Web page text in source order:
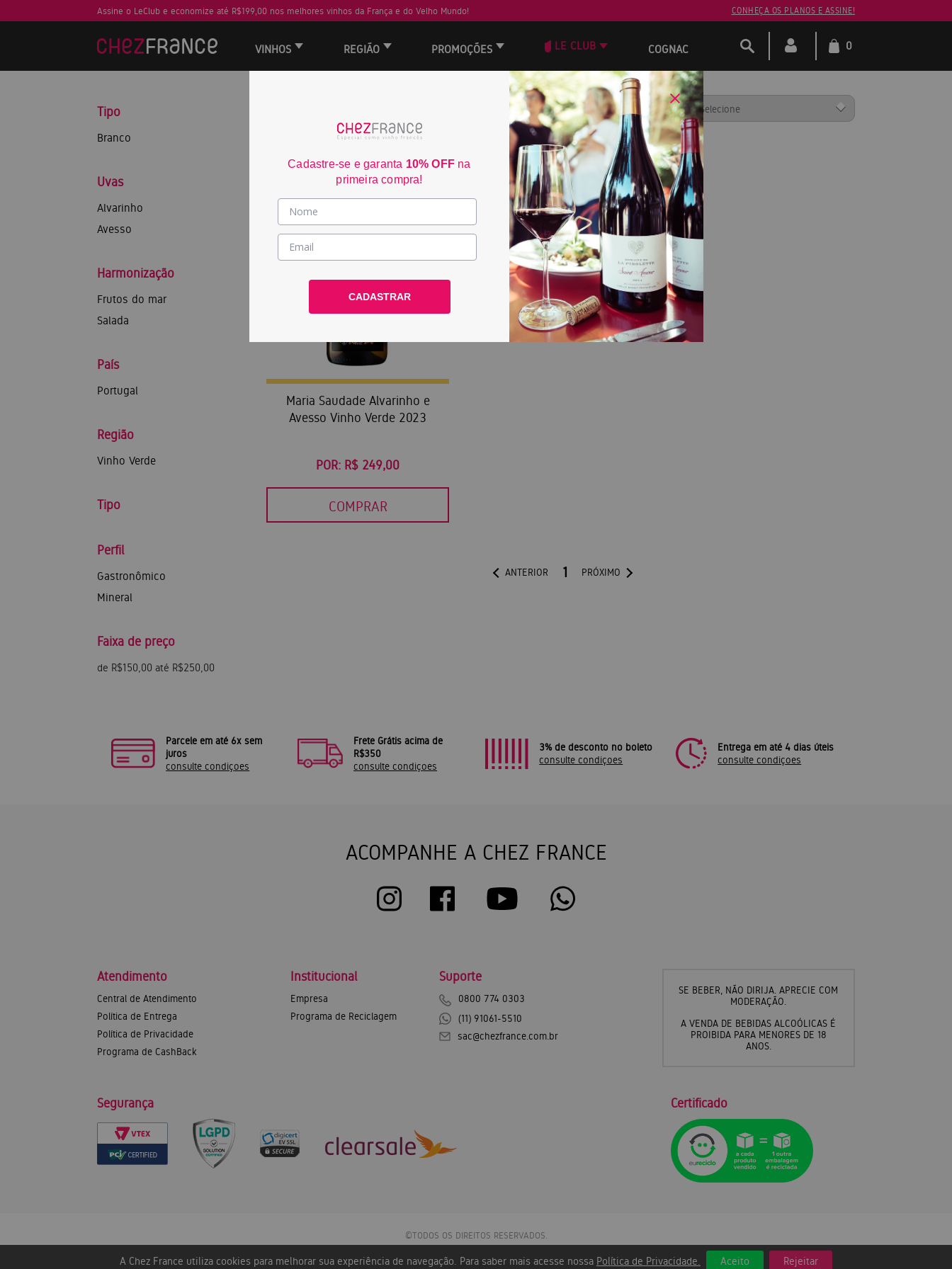
A Chez France utiliza cookies para melhorar sua experiência de navegação. Para saber mais acesse nossa Política de Privacidade. Aceito Rejeitar
Assine o LeClub e economize até R$199,00 nos melhores vinhos da França e do Velho Mundo! CONHEÇA OS PLANOS E ASSINE!
VINHOS REGIÃO PROMOÇÕES LE CLUB COGNAC 0
Tipo
Branco
Uvas
Alvarinho
Avesso
Harmonização
Frutos do mar
Salada
País
Portugal
Região
Vinho Verde
Tipo
Perfil
Gastronômico
Mineral
Faixa de preço
de R$150,00 até R$250,00
ORDENAR POR:
Maria Saudade Alvarinho e
Avesso Vinho Verde 2023
POR: R$ 249,00
COMPRAR
ANTERIOR 1 PRÓXIMO
Parcele em até 6x sem
juros
consulte condiçoes
Frete Grátis acima de
R$350
consulte condiçoes
3% de desconto no boleto
consulte condiçoes
Entrega em até 4 dias úteis
consulte condiçoes
ACOMPANHE A CHEZ FRANCE
Atendimento
Central de Atendimento
Política de Entrega
Política de Privacidade
Programa de CashBack
Institucional
Empresa
Programa de Reciclagem
Suporte
0800 774 0303
(11) 91061-5510
sac@chezfrance.com.br
SE BEBER, NÃO DIRIJA. APRECIE COM
MODERAÇÃO.
A VENDA DE BEBIDAS ALCOÓLICAS É
PROIBIDA PARA MENORES DE 18
ANOS.
Segurança Certificado
©TODOS OS DIREITOS RESERVADOS.
Cadastre-se e garanta 10% OFF na
primeira compra!
CADASTRAR